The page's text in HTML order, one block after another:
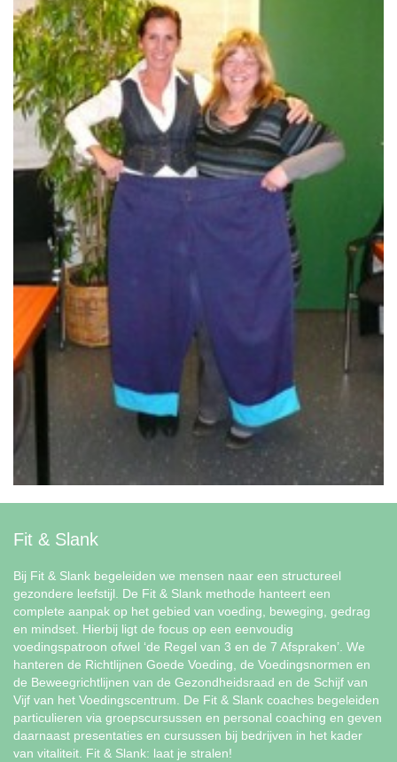
Fit & Slank
Bij Fit & Slank begeleiden we mensen naar een structureel
gezondere leefstijl. De Fit & Slank methode hanteert een
complete aanpak op het gebied van voeding, beweging, gedrag
en mindset. Hierbij ligt de focus op een eenvoudig
voedingspatroon ofwel ‘de Regel van 3 en de 7 Afspraken’. We
hanteren de Richtlijnen Goede Voeding, de Voedingsnormen en
de Beweegrichtlijnen van de Gezondheidsraad en de Schijf van
Vijf van het Voedingscentrum. De Fit & Slank coaches begeleiden
particulieren via groepscursussen en personal coaching en geven
daarnaast presentaties en cursussen bij bedrijven in het kader
van vitaliteit. Fit & Slank: laat je stralen!